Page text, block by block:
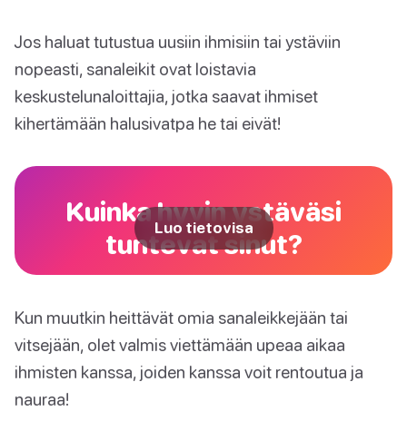
Jos haluat tutustua uusiin ihmisiin tai ystäviin
nopeasti, sanaleikit ovat loistavia
keskustelunaloittajia, jotka saavat ihmiset
kihertämään halusivatpa he tai eivät!
Kuinka hyvin ystäväsi
tuntevat sinut?
Luo tietovisa
Kun muutkin heittävät omia sanaleikkejään tai
vitsejään, olet valmis viettämään upeaa aikaa
ihmisten kanssa, joiden kanssa voit rentoutua ja
nauraa!